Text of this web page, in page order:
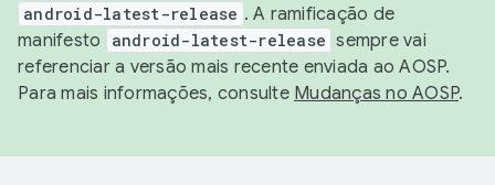
android-latest-release . A ramificação de
manifesto
android-latest-release sempre vai
referenciar a versão mais recente enviada ao AOSP.
Para mais informações, consulte Mudanças no AOSP.